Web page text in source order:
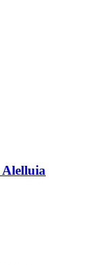
Alelluia